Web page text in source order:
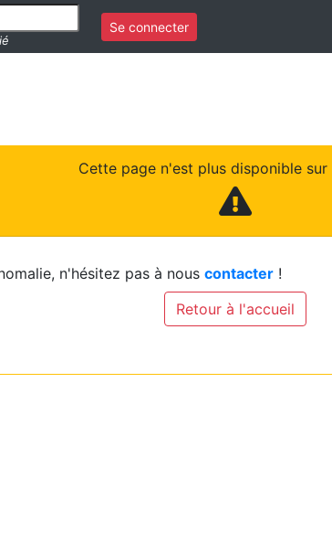
Se connecter
Cette page n'est plus disponible sur
n'hésitez pas à nous contacter !
Retour à l'accueil